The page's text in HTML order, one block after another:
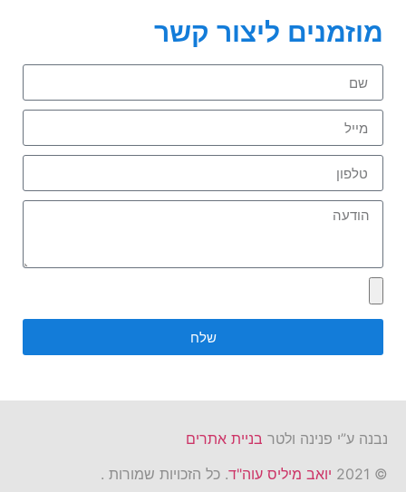
מוזמנים ליצור קשר
שלח
נבנה ע”י פנינה ולטר בניית אתרים
© 2021
יואב מיליס עוה"ד. כל הזכויות שמורות .